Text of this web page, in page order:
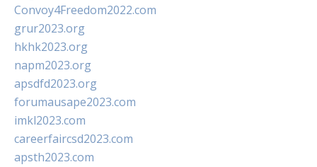
Convoy4Freedom2022.com
grur2023.org
hkhk2023.org
napm2023.org
apsdfd2023.org
forumausape2023.com
imkl2023.com
careerfaircsd2023.com
apsth2023.com